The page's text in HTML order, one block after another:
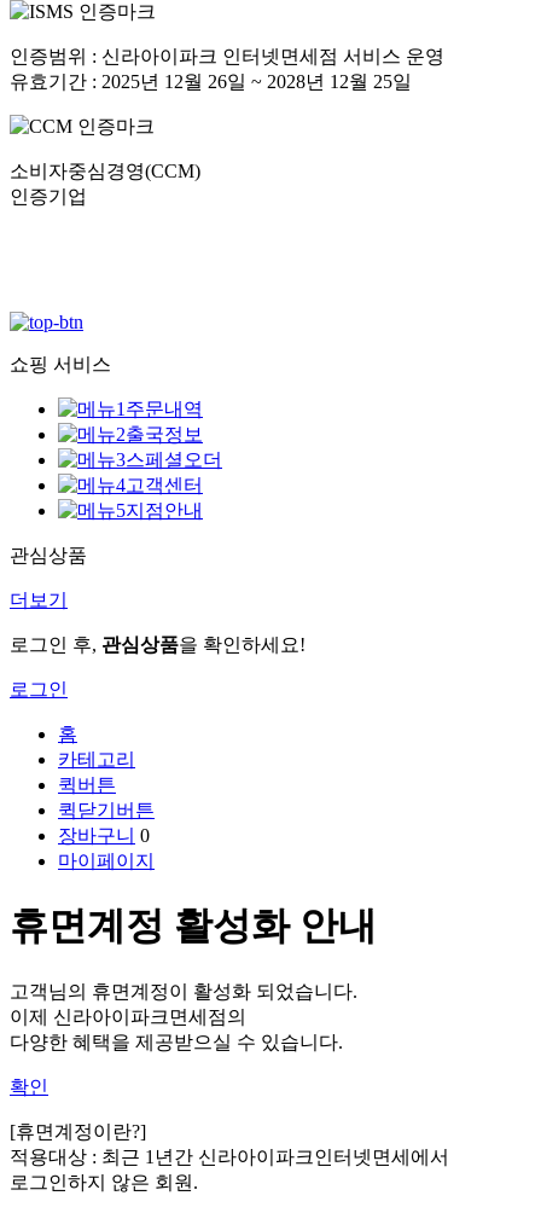
인증범위 : 신라아이파크 인터넷면세점 서비스 운영
유효기간 : 2025년 12월 26일 ~ 2028년 12월 25일
소비자중심경영(CCM)
인증기업
쇼핑 서비스
주문내역
출국정보
스페셜오더
고객센터
지점안내
관심상품
더보기
로그인 후, 관심상품을 확인하세요!
로그인
홈
카테고리
퀵버튼
퀵닫기버튼
장바구니 0
마이페이지
휴면계정 활성화 안내
고객님의 휴면계정이 활성화 되었습니다.
이제 신라아이파크면세점의
다양한 혜택을 제공받으실 수 있습니다.
확인
[휴면계정이란?]
적용대상 : 최근 1년간 신라아이파크인터넷면세에서
로그인하지 않은 회원.